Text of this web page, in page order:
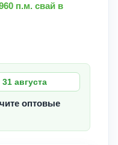
п.м. свай в
августа
оптовые